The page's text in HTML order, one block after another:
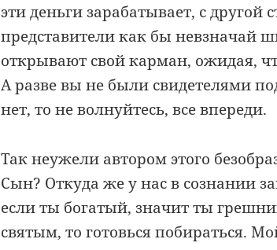
эти деньги зарабатывает, с другой
представители как бы невзначай
открывают свой карман, ожидая,
А разве вы не были свидетелями
нет, то не волнуйтесь, все впереди.
Так неужели автором этого
Сын? Откуда же у нас в сознании
если ты богатый, значит ты
святым, то готовься побираться.